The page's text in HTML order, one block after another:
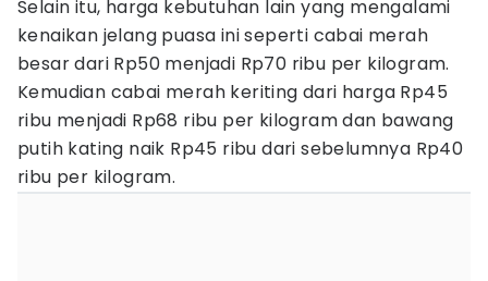
Selain itu, harga kebutuhan lain yang mengalami
kenaikan jelang puasa ini seperti cabai merah
besar dari Rp50 menjadi Rp70 ribu per kilogram.
Kemudian cabai merah keriting dari harga Rp45
ribu menjadi Rp68 ribu per kilogram dan bawang
putih kating naik Rp45 ribu dari sebelumnya Rp40
ribu per kilogram.